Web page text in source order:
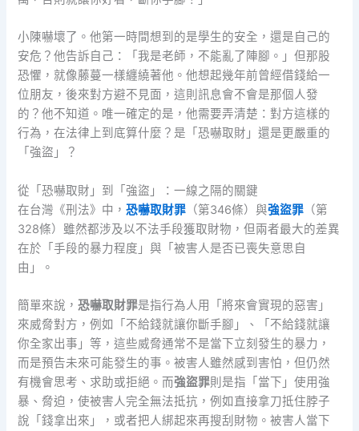
小陳嚇壞了。他第一時間想到的是學生的安全，還是自己的
安危？他告訴自己：「我是老師，不能亂了陣腳。」但那股
恐懼，就像藤蔓一樣纏繞著他。他想起幾年前曾經借錢給一
位朋友，後來對方避不見面，這則訊息會不會是那個人發
的？他不知道。唯一確定的是，他需要弄清楚：對方這樣的
行為，在法律上到底算什麼？是「恐嚇取財」還是更嚴重的
「強盜」？
從「恐嚇取財」到「強盜」：一線之隔的關鍵
在台灣《刑法》中，恐嚇取財罪 （第346條）與強盜罪 （第
328條）雖然都涉及以不法手段獲取財物，但兩者最大的差異
在於「手段的暴力程度」與「被害人是否已喪失意思自
由」。
簡單來說，恐嚇取財罪是指行為人用「將來會實現的惡害」
來威脅對方，例如「不給錢就讓你斷手腳」、「不給錢就讓
你全家出事」等，這些威脅通常不是當下立刻發生的暴力，
而是預告未來可能發生的事。被害人雖然感到害怕，但仍然
有機會思考、求助或拒絕。而強盜罪則是指「當下」使用強
暴、脅迫，使被害人完全無法抵抗，例如直接拿刀抵住脖子
說「錢拿出來」，或者把人綁起來再搜刮財物。被害人當下